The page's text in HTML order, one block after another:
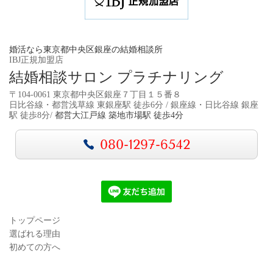
婚活なら東京都中央区銀座の結婚相談所
IBJ正規加盟店
結婚相談サロン プラチナリング
〒104-0061 東京都中央区銀座７丁目１５番８
日比谷線・都営浅草線 東銀座駅 徒歩6分 / 銀座線・日比谷線 銀座
駅 徒歩8分/ 都営大江戸線 築地市場駅 徒歩4分
080-1297-6542
トップページ
選ばれる理由
初めての方へ